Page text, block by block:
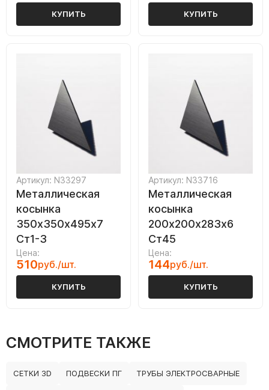
КУПИТЬ КУПИТЬ
Артикул: N33297
Металлическая
косынка
350х350х495х7
Ст1-3
Цена:
510руб./шт.
КУПИТЬ
Артикул: N33716
Металлическая
косынка
200х200х283х6
Ст45
Цена:
144руб./шт.
КУПИТЬ
СМОТРИТЕ ТАКЖЕ
СЕТКИ 3D ПОДВЕСКИ ПГ ТРУБЫ ЭЛЕКТРОСВАРНЫЕ